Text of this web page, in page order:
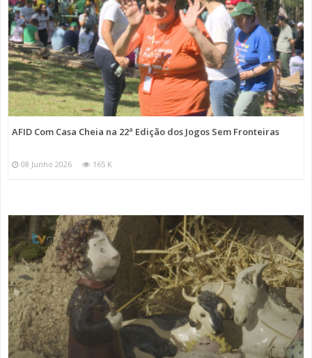
AFID Com Casa Cheia na 22ª Edição dos Jogos Sem Fronteiras
08 Junho 2026 165 K